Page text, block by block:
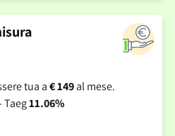
tua a€ 149al mese.
Taeg11.06%